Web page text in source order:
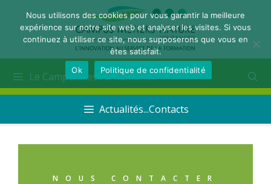
Le Campus...les formations
Actualités...Contacts
NOUS CONTACTER
Nous utilisons des cookies pour vous garantir la meilleure
expérience sur notre site web et analyser les visites. Si vous
continuez à utiliser ce site, nous supposerons que vous en
êtes satisfait.
Ok
Politique de confidentialité